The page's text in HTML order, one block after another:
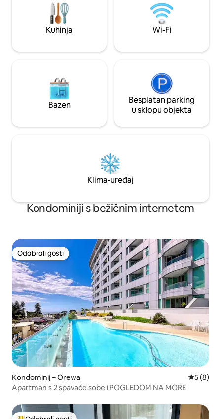
od sela u kojem se nalaze brojni kafići i
restorani, kao i umjetnička galerija Te
Uru. Svjetski poznate plaže i druge
šetnje u prirodi udaljene su najviše 15
privatni ulaz s
Ključevi u sefu za
ispred kuće. 10
lokalnog bazena.
Kuhinja Wi-Fi
Bazen
Besplatan parking
u sklopu objekta
Klima-uređaj
Kondominiji s bežičnim internetom
Odabrali gosti
Odabrali gosti
Kondominij – Orewa
5 (8)
Apartman s 2 spavaće sobe i POGLEDOM NA MORE